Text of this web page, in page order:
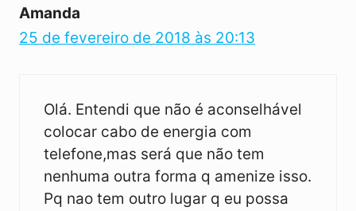
Amanda
25 de fevereiro de 2018 às 20:13
Olá. Entendi que não é aconselhável
colocar cabo de energia com
telefone,mas será que não tem
nenhuma outra forma q amenize isso.
Pq nao tem outro lugar q eu possa